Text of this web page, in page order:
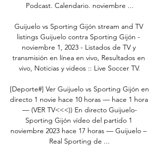
Podcast. Calendario. noviembre ...
Guijuelo vs Sporting Gijón stream and TV
listings Guijuelo contra Sporting Gijón -
noviembre 1, 2023 - Listados de TV y
transmisión en línea en vivo, Resultados en
vivo, Noticias y videos :: Live Soccer TV.
[Deporte#] Ver Guijuelo vs Sporting Gijón en
directo 1 novie hace 10 horas — hace 1 hora
— (VER TV<<<)) En directo Guijuelo-
Sporting Gijón vídeo del partido 1
noviembre 2023 hace 17 horas — Guijuelo –
Real Sporting de ...